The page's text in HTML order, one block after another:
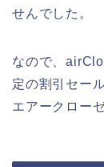
せんでした。
なので、
定の割引セー
エアークロー